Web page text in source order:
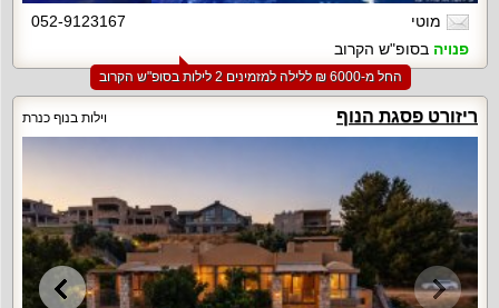
מוטי
052-9123167
פנויה בסופ"ש הקרוב
החל מ-‏6000 ₪ ללילה למזמינים 2 לילות בסופ"ש הקרוב
ריזורט פסגת הנוף וילות בנוף כנרת